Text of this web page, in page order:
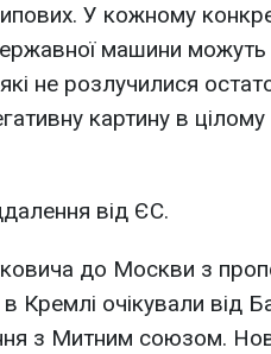
У кожному
машини можуть
не розлучилися
картину в цілому
від ЄС.
до Москви з
Кремлі очікували від
з Митним союзом.